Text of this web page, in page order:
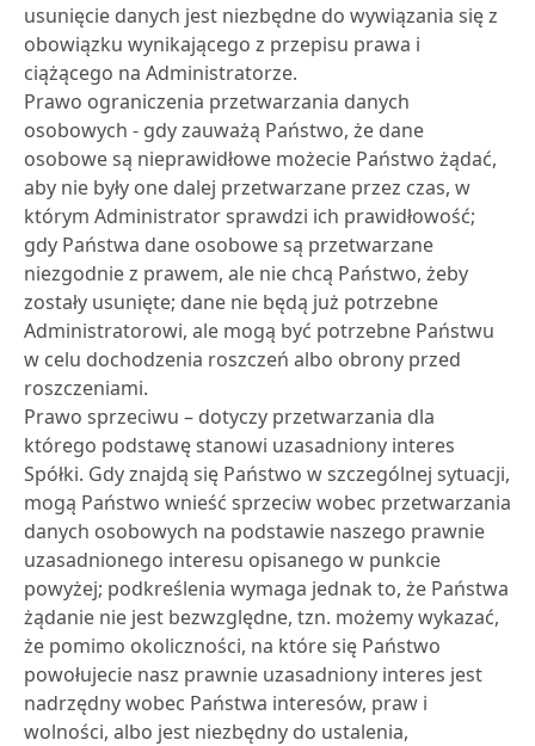
usunięcie danych jest niezbędne do wywiązania się z
obowiązku wynikającego z przepisu prawa i
ciążącego na Administratorze.
Prawo ograniczenia przetwarzania danych
osobowych - gdy zauważą Państwo, że dane
osobowe są nieprawidłowe możecie Państwo żądać,
aby nie były one dalej przetwarzane przez czas, w
którym Administrator sprawdzi ich prawidłowość;
gdy Państwa dane osobowe są przetwarzane
niezgodnie z prawem, ale nie chcą Państwo, żeby
zostały usunięte; dane nie będą już potrzebne
Administratorowi, ale mogą być potrzebne Państwu
w celu dochodzenia roszczeń albo obrony przed
roszczeniami.
Prawo sprzeciwu – dotyczy przetwarzania dla
którego podstawę stanowi uzasadniony interes
Spółki. Gdy znajdą się Państwo w szczególnej sytuacji,
mogą Państwo wnieść sprzeciw wobec przetwarzania
danych osobowych na podstawie naszego prawnie
uzasadnionego interesu opisanego w punkcie
powyżej; podkreślenia wymaga jednak to, że Państwa
żądanie nie jest bezwzględne, tzn. możemy wykazać,
że pomimo okoliczności, na które się Państwo
powołujecie nasz prawnie uzasadniony interes jest
nadrzędny wobec Państwa interesów, praw i
wolności, albo jest niezbędny do ustalenia,